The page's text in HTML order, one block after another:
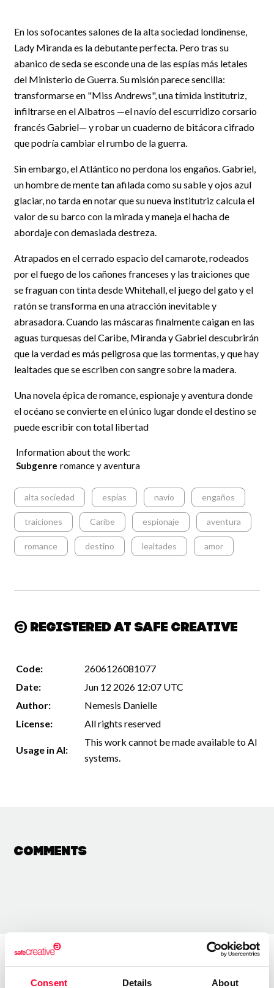
Consent Details About
En los sofocantes salones de la alta sociedad londinense,
Lady Miranda es la debutante perfecta. Pero tras su
abanico de seda se esconde una de las espías más letales
del Ministerio de Guerra. Su misión parece sencilla:
transformarse en "Miss Andrews", una tímida institutriz,
infiltrarse en el Albatros —el navío del escurridizo corsario
francés Gabriel— y robar un cuaderno de bitácora cifrado
que podría cambiar el rumbo de la guerra.
Sin embargo, el Atlántico no perdona los engaños. Gabriel,
un hombre de mente tan afilada como su sable y ojos azul
glaciar, no tarda en notar que su nueva institutriz calcula el
valor de su barco con la mirada y maneja el hacha de
abordaje con demasiada destreza.
Atrapados en el cerrado espacio del camarote, rodeados
por el fuego de los cañones franceses y las traiciones que
se fraguan con tinta desde Whitehall, el juego del gato y el
ratón se transforma en una atracción inevitable y
abrasadora. Cuando las máscaras finalmente caigan en las
aguas turquesas del Caribe, Miranda y Gabriel descubrirán
que la verdad es más peligrosa que las tormentas, y que hay
lealtades que se escriben con sangre sobre la madera.
Una novela épica de romance, espionaje y aventura donde
el océano se convierte en el único lugar donde el destino se
puede escribir con total libertad
Information about the work:
Subgenre romance y aventura
alta sociedad espías navío engaños
traiciones Caribe espionaje aventura
romance destino lealtades amor
Registered at Safe Creative
Code:
2606126081077
Date:
Jun 12 2026 12:07 UTC
Author:
Nemesis Danielle
License:
All rights reserved
Usage in AI:
This work cannot be made available to AI
systems.
Comments
About the creator